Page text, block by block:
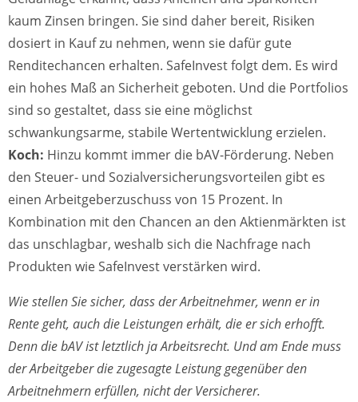
kaum Zinsen bringen. Sie sind daher bereit, Risiken
dosiert in Kauf zu nehmen, wenn sie dafür gute
Renditechancen erhalten. SafeInvest folgt dem. Es wird
ein hohes Maß an Sicherheit geboten. Und die Portfolios
sind so gestaltet, dass sie eine möglichst
schwankungsarme, stabile Wertentwicklung erzielen.
Koch: Hinzu kommt immer die bAV-Förderung. Neben
den Steuer- und Sozialversicherungsvorteilen gibt es
einen Arbeitgeberzuschuss von 15 Prozent. In
Kombination mit den Chancen an den Aktienmärkten ist
das unschlagbar, weshalb sich die Nachfrage nach
Produkten wie SafeInvest verstärken wird.
Wie stellen Sie sicher, dass der Arbeitnehmer, wenn er in
Rente geht, auch die Leistungen erhält, die er sich erhofft.
Denn die bAV ist letztlich ja Arbeitsrecht. Und am Ende muss
der Arbeitgeber die zugesagte Leistung gegenüber den
Arbeitnehmern erfüllen, nicht der Versicherer.